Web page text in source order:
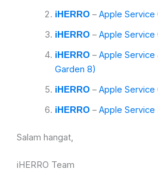
iHERRO – Apple Service
iHERRO – Apple Service
iHERRO – Apple Service
Garden 8)
iHERRO – Apple Service
iHERRO – Apple Service
Salam hangat,
iHERRO Team